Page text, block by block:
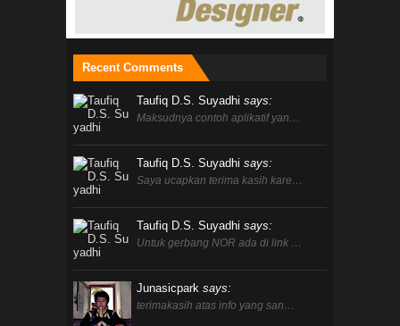
Recent Comments
Taufiq D.S. Suyadhi says:
Maksudnya contoh aplikatif yan…
Taufiq D.S. Suyadhi says:
Saya ucapkan terima kasih kare…
Taufiq D.S. Suyadhi says:
Untuk gerbang NOR ada di link …
Junasicpark says:
terimakasih atas info yang san…